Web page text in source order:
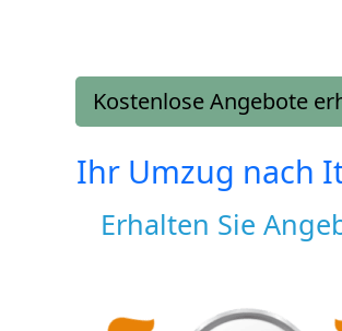
Kostenlose Angebote
Ihr Umzug nach
Erhalten Sie